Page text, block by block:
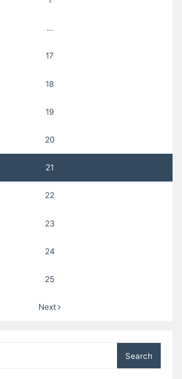
…
17
18
19
20
21
22
23
24
25
Next